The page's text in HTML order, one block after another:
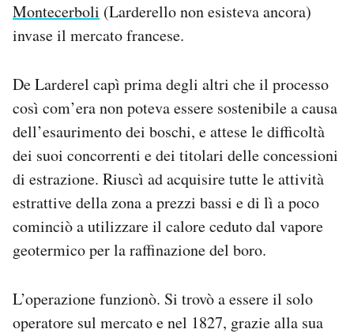
Montecerboli (Larderello non esisteva ancora)
invase il mercato francese.
De Larderel capì prima degli altri che il processo
così com’era non poteva essere sostenibile a causa
dell’esaurimento dei boschi, e attese le difficoltà
dei suoi concorrenti e dei titolari delle concessioni
di estrazione. Riuscì ad acquisire tutte le attività
estrattive della zona a prezzi bassi e di lì a poco
cominciò a utilizzare il calore ceduto dal vapore
geotermico per la raffinazione del boro.
L’operazione funzionò. Si trovò a essere il solo
operatore sul mercato e nel 1827, grazie alla sua